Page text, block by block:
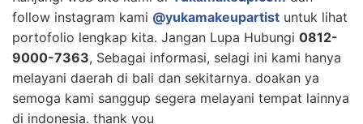
follow instagram kami @yukamakeupartist untuk lihat
portofolio lengkap kita. Jangan Lupa Hubungi 0812-
9000-7363, Sebagai informasi, selagi ini kami hanya
melayani daerah di bali dan sekitarnya. doakan ya
semoga kami sanggup segera melayani tempat lainnya
di indonesia. thank you